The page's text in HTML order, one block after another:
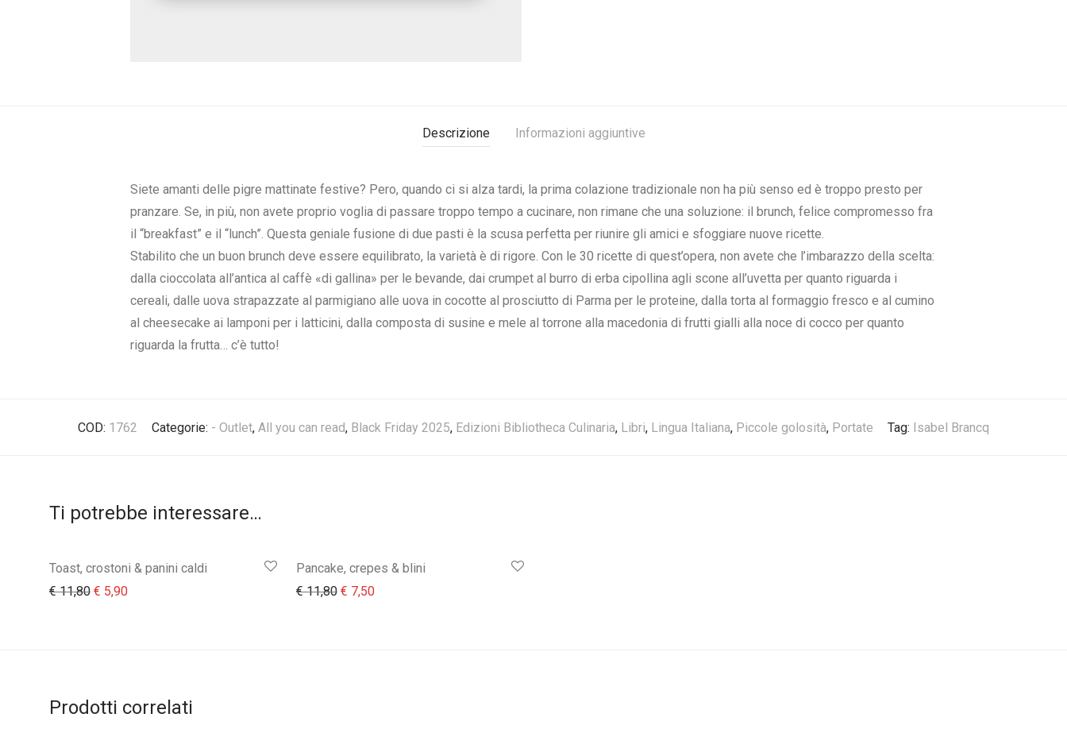
Descrizione Informazioni aggiuntive
Siete amanti delle pigre mattinate festive? Pero, quando ci si alza tardi, la prima colazione tradizionale non ha più senso ed è troppo presto per
pranzare. Se, in più, non avete proprio voglia di passare troppo tempo a cucinare, non rimane che una soluzione: il brunch, felice compromesso fra
il “breakfast” e il “lunch”. Questa geniale fusione di due pasti è la scusa perfetta per riunire gli amici e sfoggiare nuove ricette.
Stabilito che un buon brunch deve essere equilibrato, la varietà è di rigore. Con le 30 ricette di quest’opera, non avete che l’imbarazzo della scelta:
dalla cioccolata all’antica al caffè «di gallina» per le bevande, dai crumpet al burro di erba cipollina agli scone all’uvetta per quanto riguarda i
cereali, dalle uova strapazzate al parmigiano alle uova in cocotte al prosciutto di Parma per le proteine, dalla torta al formaggio fresco e al cumino
al cheesecake ai lamponi per i latticini, dalla composta di susine e mele al torrone alla macedonia di frutti gialli alla noce di cocco per quanto
riguarda la frutta… c’è tutto!
COD: 1762 Categorie: - Outlet, All you can read, Black Friday 2025, Edizioni Bibliotheca Culinaria, Libri, Lingua Italiana, Piccole golosità, Portate Tag: Isabel Brancq
Ti potrebbe interessare…
Toast, crostoni & panini caldi
€11,80 Il prezzo originale era: € 11,80.
€ 5,90Il prezzo attuale è: € 5,90.
Pancake, crepes & blini
€11,80 Il prezzo originale era: € 11,80.
€ 7,50Il prezzo attuale è: € 7,50.
Prodotti correlati